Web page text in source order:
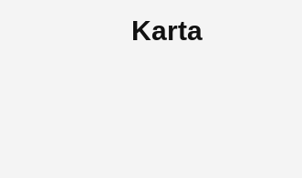
Karta